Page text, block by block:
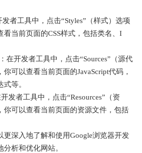
者工具中，点击“Styles”（样式）选项
看当前页面的CSS样式，包括类名、I
在开发者工具中，点击“Sources”（源代
可以查看当前页面的JavaScript代码，
等。
发者工具中，点击“Resources”（资
你可以查看当前页面的资源文件，包括
更深入地了解和使用Google浏览器开发
析和优化网站。